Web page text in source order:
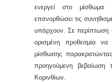
ενεργεί στο μίσθωμα
επανορθώσει τις
υπάρχουν. Σε περίπτωση
ορισμένη προθεσμία
μίσθωσης
προηγούμενη βεβαίωση
Κορινθίων.